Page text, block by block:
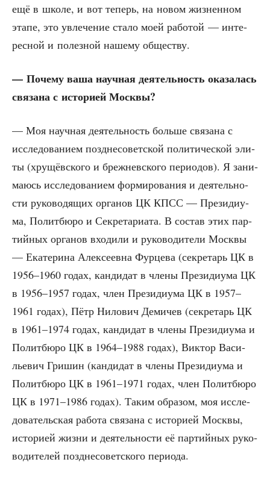
ещё в шко­ле, и вот теперь, на новом жиз­нен­ном
эта­пе, это увле­че­ние ста­ло моей рабо­той — инте­
рес­ной и полез­ной наше­му обществу.
— Поче­му ваша науч­ная дея­тель­ность ока­за­лась
свя­за­на с исто­ри­ей Москвы?
— Моя науч­ная дея­тель­ность боль­ше свя­за­на с
иссле­до­ва­ни­ем позд­не­со­вет­ской поли­ти­че­ской эли­
ты (хру­щёв­ско­го и бреж­нев­ско­го пери­о­дов). Я зани­
ма­юсь иссле­до­ва­ни­ем фор­ми­ро­ва­ния и дея­тель­но­
сти руко­во­дя­щих орга­нов ЦК КПСС — Пре­зи­ди­у­
ма, Полит­бю­ро и Сек­ре­та­ри­а­та. В состав этих пар­
тий­ных орга­нов вхо­ди­ли и руко­во­ди­те­ли Моск­вы
— Ека­те­ри­на Алек­се­ев­на Фур­це­ва (сек­ре­тарь ЦК в
1956–1960 годах, кан­ди­дат в чле­ны Пре­зи­ди­у­ма ЦК
в 1956–1957 годах, член Пре­зи­ди­у­ма ЦК в 1957–
1961 годах), Пётр Нило­вич Деми­чев (сек­ре­тарь ЦК
в 1961–1974 годах, кан­ди­дат в чле­ны Пре­зи­ди­у­ма и
Полит­бю­ро ЦК в 1964–1988 годах), Вик­тор Васи­
лье­вич Гри­шин (кан­ди­дат в чле­ны Пре­зи­ди­у­ма и
Полит­бю­ро ЦК в 1961–1971 годах, член Полит­бю­ро
ЦК в 1971–1986 годах). Таким обра­зом, моя иссле­
до­ва­тель­ская рабо­та свя­за­на с исто­ри­ей Моск­вы,
исто­ри­ей жиз­ни и дея­тель­но­сти её пар­тий­ных руко­
во­ди­те­лей позд­не­со­вет­ско­го периода.